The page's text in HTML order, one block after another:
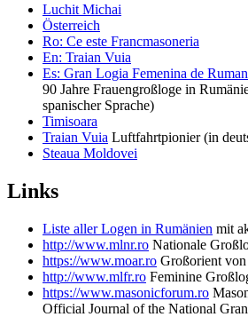
Luchit Michai
Österreich
Ro: Ce este Francmasoneria
En: Traian Vuia
Es: Gran Logia Femenina de
90 Jahre Frauengroßloge in
spanischer Sprache)
Timisoara
Traian Vuia Luftfahrtpionier (in
Steaua Moldovei
Links
Liste aller Logen in Rumänien mit
http://www.mlnr.ro Nationale
https://www.moar.ro Großorient
http://www.mlfr.ro Feminine
https://www.masonicforum.ro
Official Journal of the National